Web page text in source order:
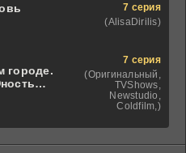
7 серия
(AlisaDirilis)
городе.
7 серия
(Оригинальный,
TVShows,
Newstudio,
Coldfilm,)